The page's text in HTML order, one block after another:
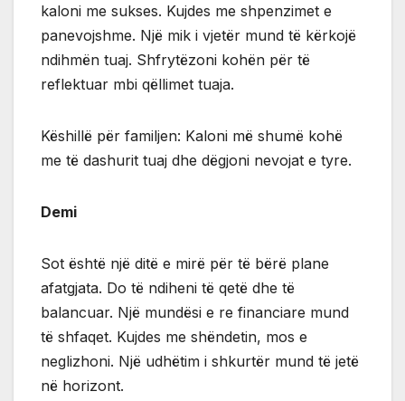
kaloni me sukses. Kujdes me shpenzimet e
panevojshme. Një mik i vjetër mund të kërkojë
ndihmën tuaj. Shfrytëzoni kohën për të
reflektuar mbi qëllimet tuaja.
Këshillë për familjen: Kaloni më shumë kohë
me të dashurit tuaj dhe dëgjoni nevojat e tyre.
Demi
Sot është një ditë e mirë për të bërë plane
afatgjata. Do të ndiheni të qetë dhe të
balancuar. Një mundësi e re financiare mund
të shfaqet. Kujdes me shëndetin, mos e
neglizhoni. Një udhëtim i shkurtër mund të jetë
në horizont.